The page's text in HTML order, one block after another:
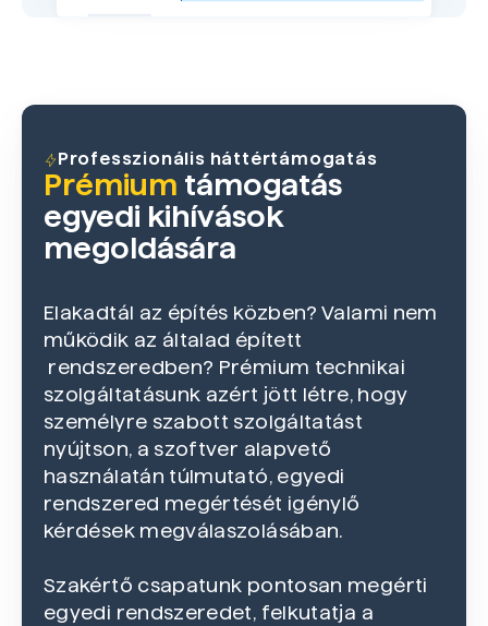
Professzionális háttértámogatás
Prémium támogatás
egyedi kihívások
megoldására
Elakadtál az építés közben? Valami nem
működik az általad épített
rendszeredben? Prémium technikai
szolgáltatásunk azért jött létre, hogy
személyre szabott szolgáltatást
nyújtson, a szoftver alapvető
használatán túlmutató, egyedi
rendszered megértését igénylő
kérdések megválaszolásában.
Szakértő csapatunk pontosan megérti
egyedi rendszeredet, felkutatja a